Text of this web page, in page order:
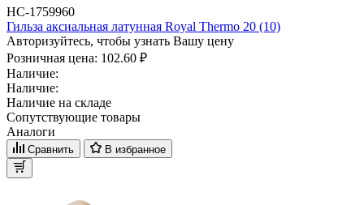
НС-1759960
Гильза аксиальная латунная Royal Thermo 20 (10)
Авторизуйтесь, чтобы узнать Вашу цену
Розничная цена: 102.60 ₽
Наличие:
Наличие:
Наличие на складе
Сопутствующие товары
Аналоги
Сравнить В избранное